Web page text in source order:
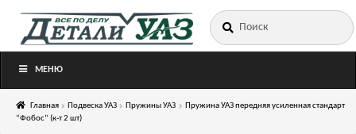
Перейти
Перейти
Искать:
МЕНЮ
Главная Подвеска УАЗ Пружины УАЗ
Пружина УАЗ передняя усиленная стандарт
“Фобос” (к-т 2 шт)